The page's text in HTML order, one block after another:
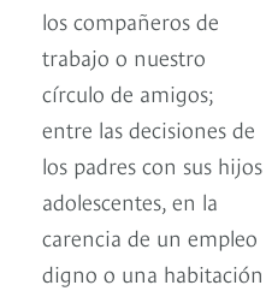
los compañeros de
trabajo o nuestro
círculo de amigos;
entre las decisiones de
los padres con sus hijos
adolescentes, en la
carencia de un empleo
digno o una habitación